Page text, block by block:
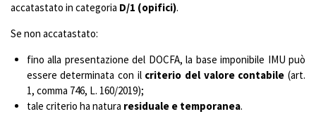
accatastato in categoria D/1 (opifici).
Se non accatastato:
fino alla presentazione del DOCFA, la base imponibile IMU può
essere determinata con il criterio del valore contabile (art.
1, comma 746, L. 160/2019);
tale criterio ha natura residuale e temporanea.